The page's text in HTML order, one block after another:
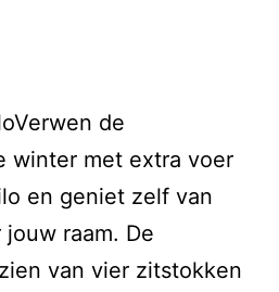
de
winter met extra voer
en geniet zelf van
raam. De
van vier zitstokken